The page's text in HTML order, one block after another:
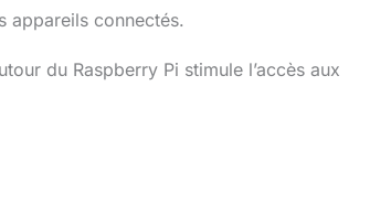
appareils connectés.
du Raspberry Pi stimule l’accès aux